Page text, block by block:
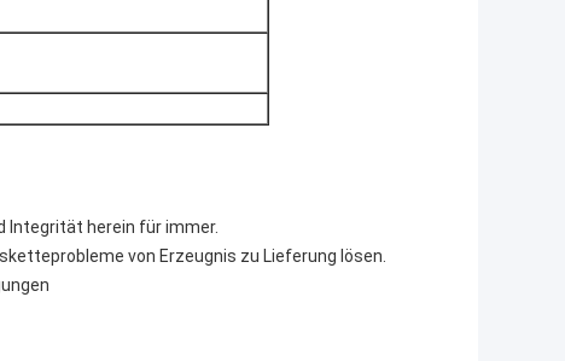
Integrität herein für immer.
von Erzeugnis zu Lieferung lösen.